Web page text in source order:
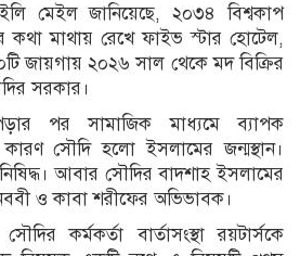
মেইল জানিয়েছে, ২০৩৪ বিশ্বকাপ
কথা মাথায় রেখে ফাইভ স্টার হোটেল,
জায়গায় ২০২৬ সাল থেকে মদ বিক্রির
সরকার।
পর সামাজিক মাধ্যমে ব্যাপক
সৌদি হলো ইসলামের জন্মস্থান।
আবার সৌদির বাদশাহ ইসলামের
ও কাবা শরীফের অভিভাবক।
কর্মকর্তা বার্তাসংস্থা রয়টার্সকে